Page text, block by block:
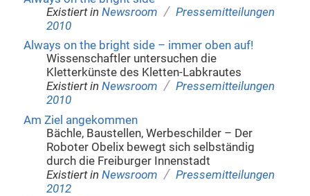
Existiert in Newsroom / Pressemitteilungen
2010
Always on the bright side – immer oben auf!
Wissenschaftler untersuchen die
Kletterkünste des Kletten-Labkrautes
Existiert in Newsroom / Pressemitteilungen
2010
Am Ziel angekommen
Bächle, Baustellen, Werbeschilder – Der
Roboter Obelix bewegt sich selbständig
durch die Freiburger Innenstadt
Existiert in Newsroom / Pressemitteilungen
2012